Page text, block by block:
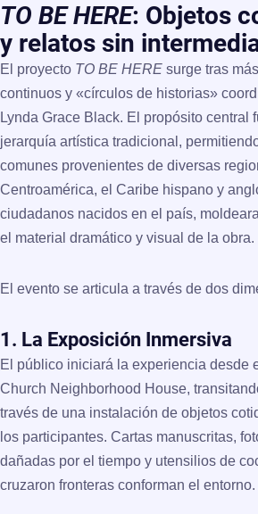
TO BE HERE: Objetos
y relatos sin
El proyecto TO BE HERE surge tras
continuos y «círculos de historias»
Lynda Grace Black. El propósito central
jerarquía artística tradicional,
comunes provenientes de diversas
Centroamérica, el Caribe hispano y
ciudadanos nacidos en el país,
el material dramático y visual de la obra.
El evento se articula a través de dos
1. La Exposición Inmersiva
El público iniciará la experiencia desde
Church Neighborhood House,
través de una instalación de objetos
los participantes. Cartas manuscritas,
dañadas por el tiempo y utensilios de
cruzaron fronteras conforman el entorno.